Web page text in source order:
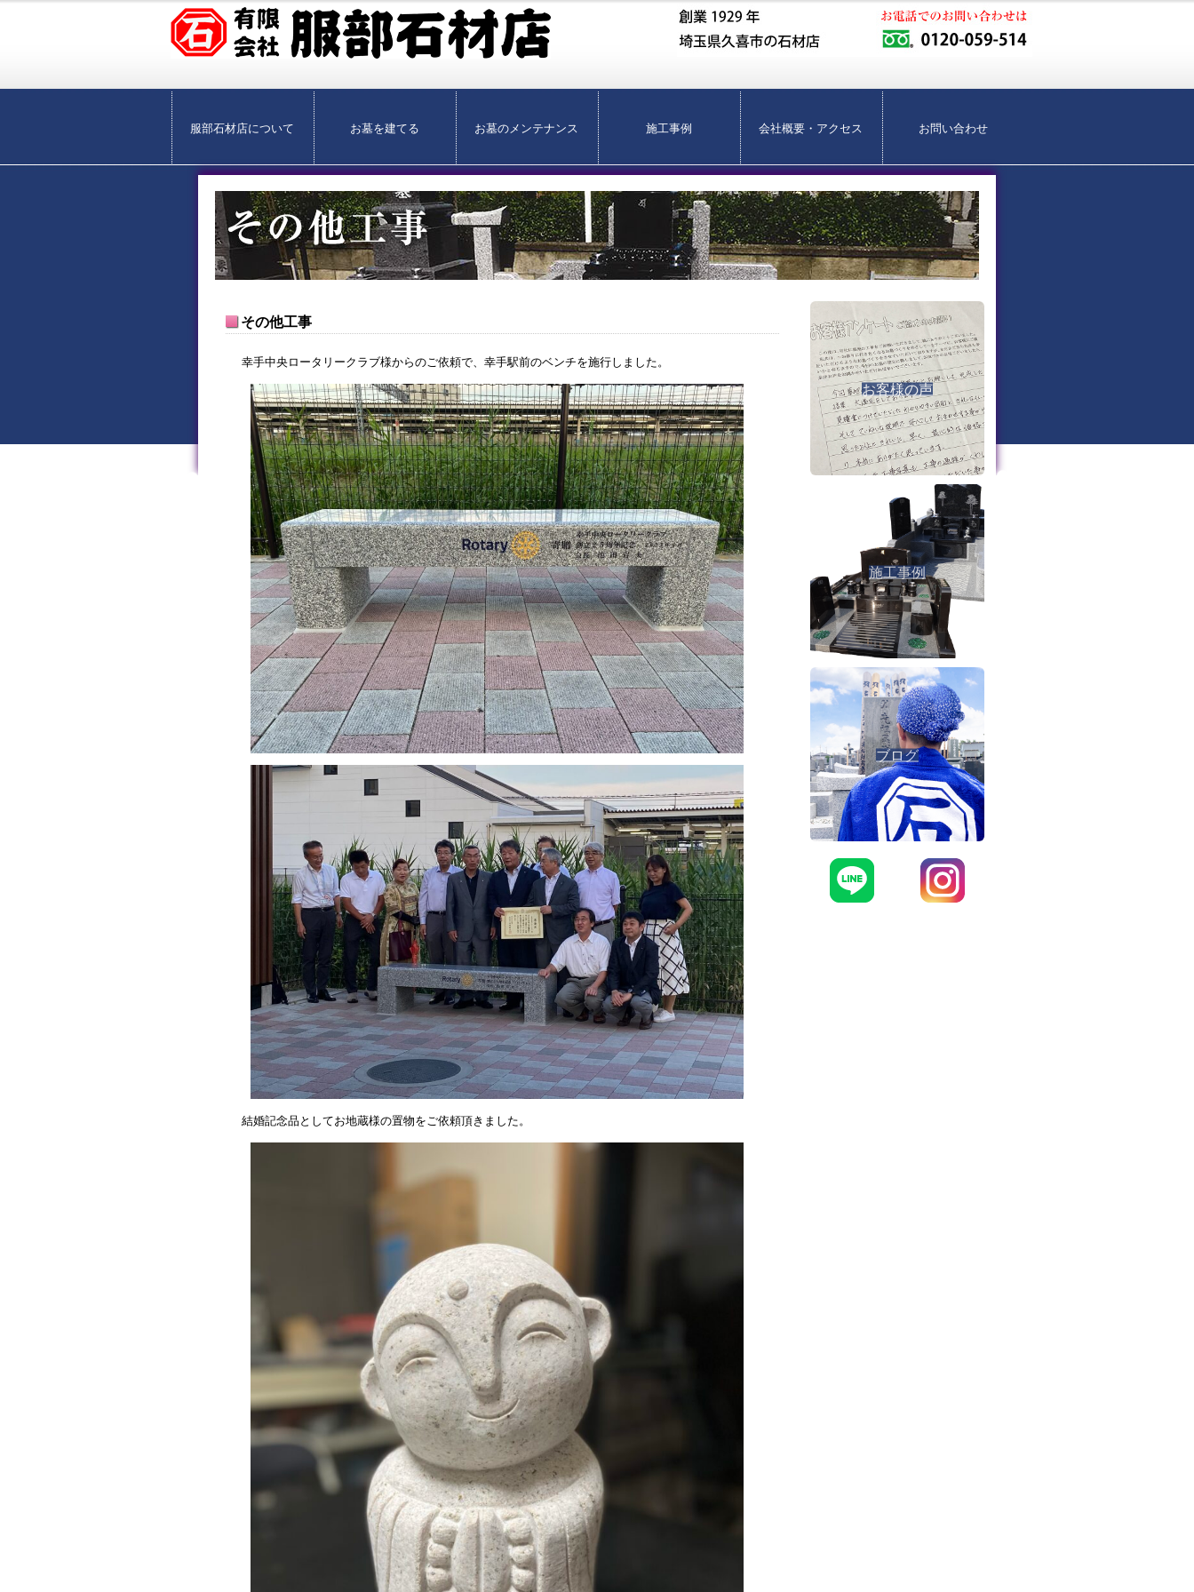
服部石材店について お墓を建てる お墓のメンテナンス 施工事例 会社概要・アクセス お問い合わせ
その他工事
幸手中央ロータリークラブ様からのご依頼で、幸手駅前のベンチを施行しました。
結婚記念品としてお地蔵様の置物をご依頼頂きました。
お客様の声
施工事例
ブログ